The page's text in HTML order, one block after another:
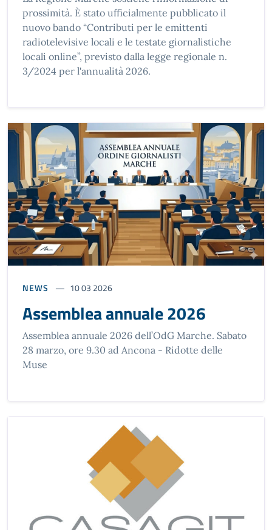
prossimità. È stato ufficialmente pubblicato il
nuovo bando “Contributi per le emittenti
radiotelevisive locali e le testate giornalistiche
locali online”, previsto dalla legge regionale n.
3/2024 per l'annualità 2026.
NEWS 10 03 2026
Assemblea annuale 2026
Assemblea annuale 2026 dell’OdG Marche. Sabato
28 marzo, ore 9.30 ad Ancona - Ridotte delle
Muse